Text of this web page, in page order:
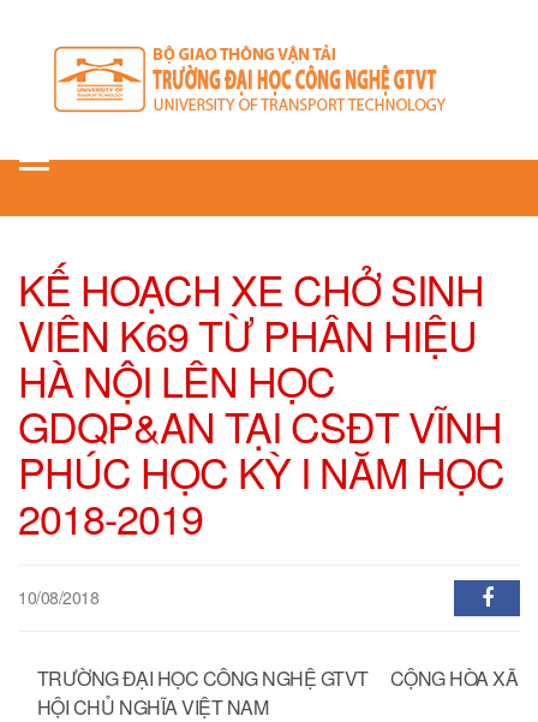
Toggle
KẾ HOẠCH XE CHỞ SINH
VIÊN K69 TỪ PHÂN HIỆU
HÀ NỘI LÊN HỌC
GDQP&AN TẠI CSĐT VĨNH
PHÚC HỌC KỲ I NĂM HỌC
2018-2019
10/08/2018
TRƯỜNG ĐẠI HỌC CÔNG NGHỆ GTVT CỘNG HÒA XÃ
HỘI CHỦ NGHĨA VIỆT NAM